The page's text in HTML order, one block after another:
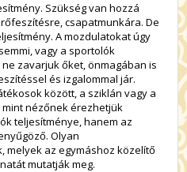
Szükség van hozzá
csapatmunkára. De
A mozdulatokat úgy
vagy a sportolók
zavarjuk őket, önmagában is
és izgalommal jár.
között, a sziklán vagy a
nézőnek érezhetjük
teljesítménye, hanem az
Olyan
melyek az egymáshoz közelítő
mutatják meg.